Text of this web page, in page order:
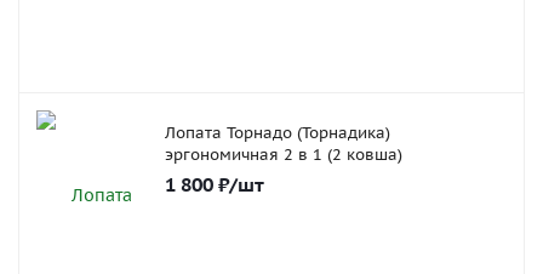
Лопата Торнадо (Торнадика)
эргономичная 2 в 1 (2 ковша)
1 800 ₽/шт